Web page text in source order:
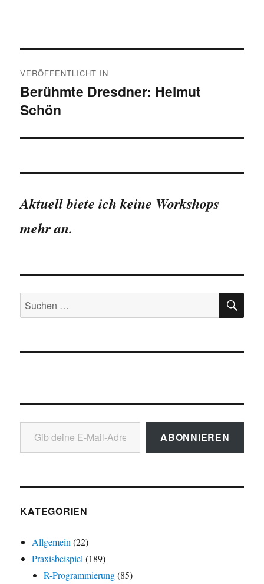
VERÖFFENTLICHT IN
Berühmte Dresdner: Helmut
Schön
Aktuell biete ich keine Workshops
mehr an.
Suchen
nach:
Gib deine E-Mail-Adresse ein ...
ABONNIEREN
KATEGORIEN
Allgemein (22)
Praxisbeispiel (189)
R-Programmierung(85)